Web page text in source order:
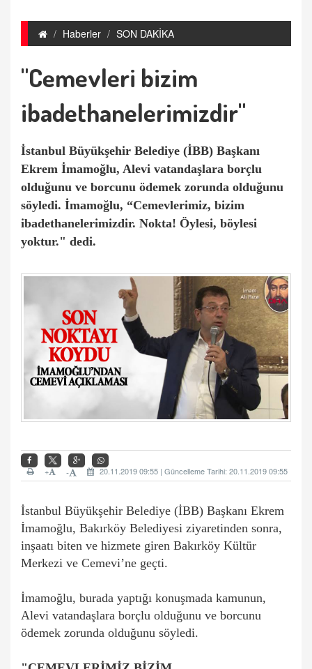
Haberler SON DAKİKA
"Cemevleri bizim
ibadethanelerimizdir"
İstanbul Büyükşehir Belediye (İBB) Başkanı
Ekrem İmamoğlu, Alevi vatandaşlara borçlu
olduğunu ve borcunu ödemek zorunda olduğunu
söyledi. İmamoğlu, “Cemevlerimiz, bizim
ibadethanelerimizdir. Nokta! Öylesi, böylesi
yoktur." dedi.
20.11.2019 09:55 | Güncelleme Tarihi: 20.11.2019 09:55
-
+
İstanbul Büyükşehir Belediye (İBB) Başkanı Ekrem
İmamoğlu, Bakırköy Belediyesi ziyaretinden sonra,
inşaatı biten ve hizmete giren Bakırköy Kültür
Merkezi ve Cemevi’ne geçti.
İmamoğlu, burada yaptığı konuşmada kamunun,
Alevi vatandaşlara borçlu olduğunu ve borcunu
ödemek zorunda olduğunu söyledi.